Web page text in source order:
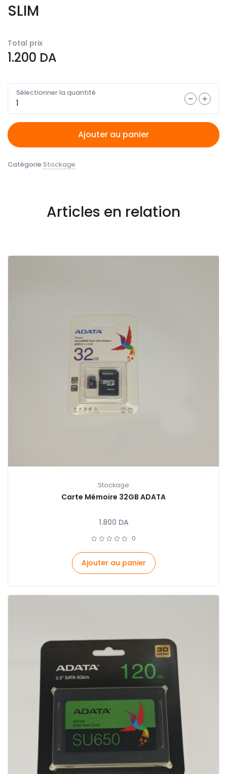
SLIM
Total prix
1.200 DA
Sélectionner la quantité
Quantité
Ajouter au panier
Catégorie Stockage
Articles en relation
Stockage
Carte Mémoire 32GB ADATA
1.800 DA
0
Ajouter au panier